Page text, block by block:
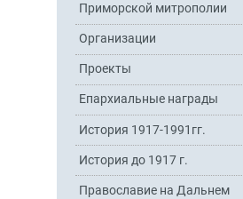
Приморской митрополии
Организации
Проекты
Епархиальные награды
История 1917-1991гг.
История до 1917 г.
Православие на Дальнем